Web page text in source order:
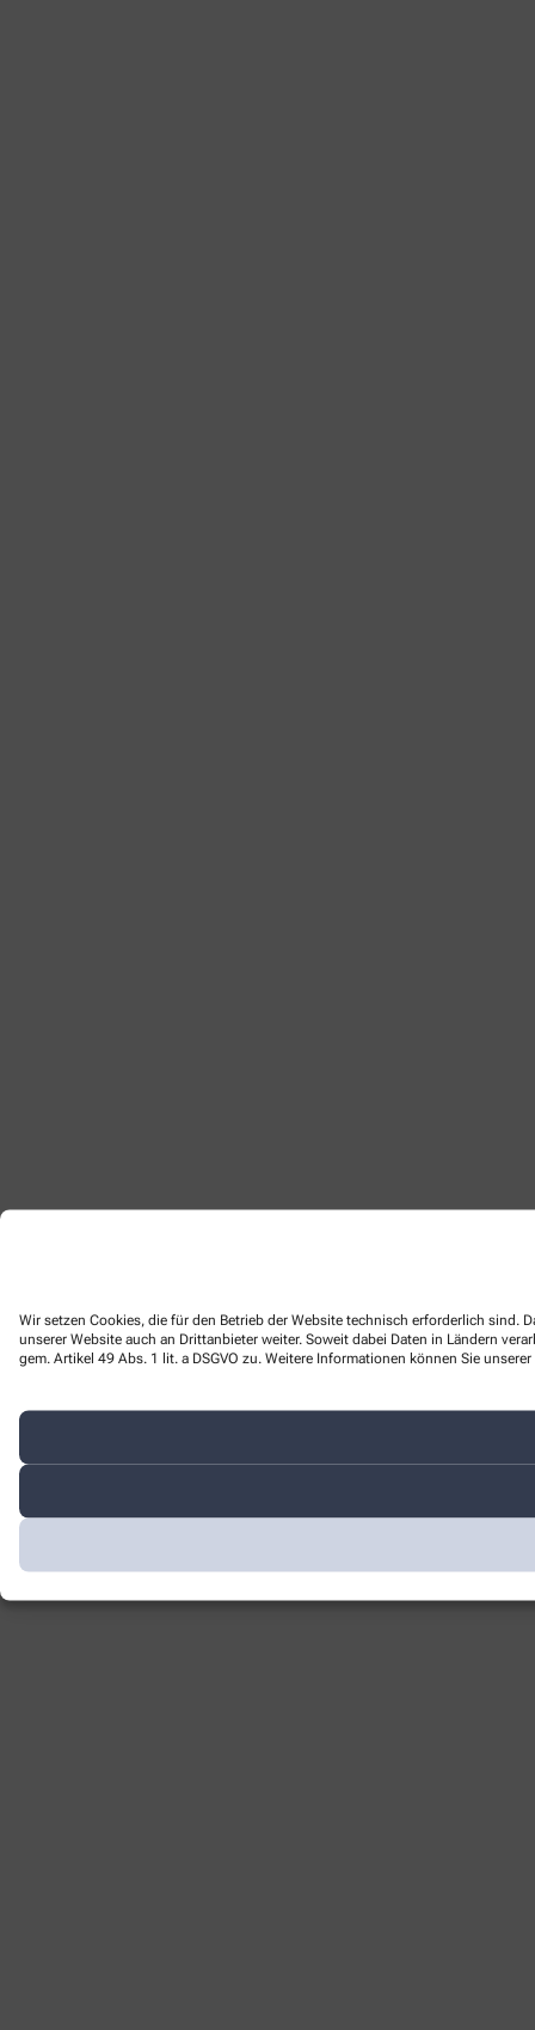
Wir setzen Cookies, die für den Betrieb der Website technisch erforderlich sind.
unserer Website auch an Drittanbieter weiter. Soweit dabei Daten in Ländern
gem. Artikel 49 Abs. 1 lit. a DSGVO zu. Weitere Informationen können Sie unserer